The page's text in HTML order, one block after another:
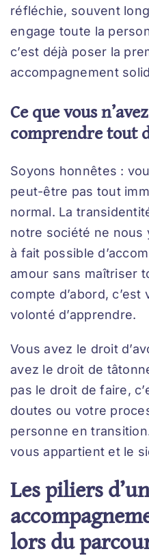
réfléchie, souvent
engage toute la
c’est déjà poser la
accompagnement
Ce que vous
comprendre tout
Soyons honnêtes :
peut-être pas tout
normal. La
notre société ne nous
à fait possible
amour sans maîtriser
compte d’abord,
volonté d’apprendre.
Vous avez le droit
avez le droit de
pas le droit de faire,
doutes ou votre
personne en
vous appartient et le
Les piliers d’un
lors du